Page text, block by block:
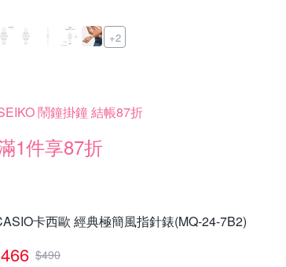
+2
鬧鐘掛鐘 結帳87折
1件享87折
卡西歐 經典極簡風指針錶(MQ-24-7B2)
466 $490